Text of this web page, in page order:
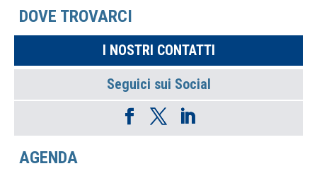
DOVE TROVARCI
I NOSTRI CONTATTI
Seguici sui Social
AGENDA